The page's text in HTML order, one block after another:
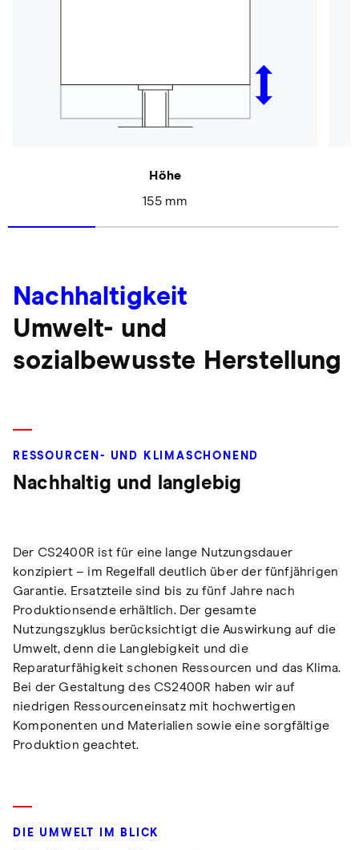
Höhe
155 mm
Nachhaltigkeit
Umwelt- und
sozialbewusste Herstellung
RESSOURCEN- UND KLIMASCHONEND
Nachhaltig und langlebig
Der CS2400R ist für eine lange Nutzungsdauer
konzipiert – im Regelfall deutlich über der fünfjährigen
Garantie. Ersatzteile sind bis zu fünf Jahre nach
Produktionsende erhältlich. Der gesamte
Nutzungszyklus berücksichtigt die Auswirkung auf die
Umwelt, denn die Langlebigkeit und die
Reparaturfähigkeit schonen Ressourcen und das Klima.
Bei der Gestaltung des CS2400R haben wir auf
niedrigen Ressourceneinsatz mit hochwertigen
Komponenten und Materialien sowie eine sorgfältige
Produktion geachtet.
DIE UMWELT IM BLICK